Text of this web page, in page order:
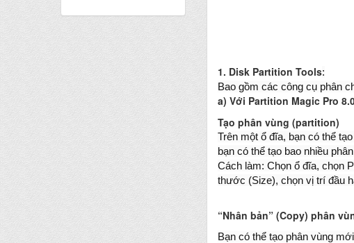
1. Disk Partition Tools:
Bao gồm các công cụ phân
a) Với Partition Magic Pro
Tạo phân vùng (partition)
Trên một ổ đĩa, bạn có thể
bạn có thể tạo bao nhiều
Cách làm: Chọn ổ đĩa, chọn
thước (Size), chọn vị trí đầu
“Nhân bản” (Copy) phân
Bạn có thể tạo phân vùng